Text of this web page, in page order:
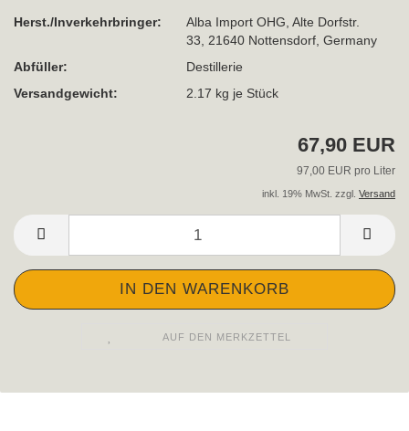
Herst./Inverkehrbringer:
Alba Import OHG, Alte Dorfstr.
33, 21640 Nottensdorf, Germany
Abfüller:
Destillerie
Versandgewicht:
2.17 kg je Stück
67,90 EUR
97,00 EUR pro Liter
inkl. 19% MwSt. zzgl. Versand
AUF DEN MERKZETTEL